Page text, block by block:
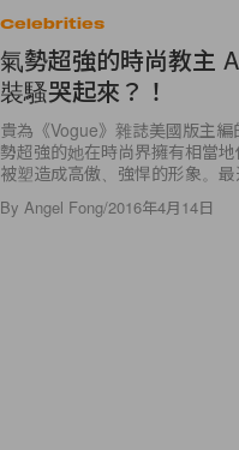
Celebrities
氣勢超強的時尚教主
裝騷哭起來？！
貴為《Vogue》雜誌美國版主
勢超強的她在時尚界擁有相當
被塑造成高傲、強悍的形象。
By Angel Fong/2016年4月14日